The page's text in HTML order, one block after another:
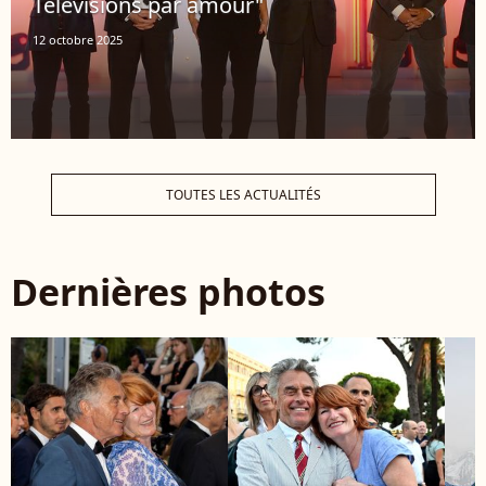
12 octobre 2025
TOUTES LES ACTUALITÉS
Dernières photos